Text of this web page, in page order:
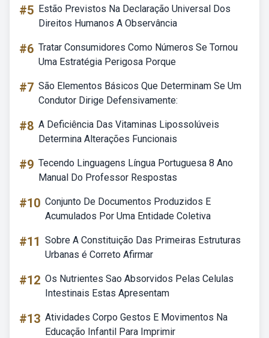
#5 Estão Previstos Na Declaração Universal Dos
Direitos Humanos A Observância
#6 Tratar Consumidores Como Números Se Tornou
Uma Estratégia Perigosa Porque
#7 São Elementos Básicos Que Determinam Se Um
Condutor Dirige Defensivamente:
#8 A Deficiência Das Vitaminas Lipossolúveis
Determina Alterações Funcionais
#9 Tecendo Linguagens Língua Portuguesa 8 Ano
Manual Do Professor Respostas
#10 Conjunto De Documentos Produzidos E
Acumulados Por Uma Entidade Coletiva
#11 Sobre A Constituição Das Primeiras Estruturas
Urbanas é Correto Afirmar
#12 Os Nutrientes Sao Absorvidos Pelas Celulas
Intestinais Estas Apresentam
#13 Atividades Corpo Gestos E Movimentos Na
Educação Infantil Para Imprimir